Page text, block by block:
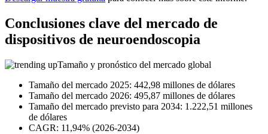
Conclusiones clave del mercado de
dispositivos de neuroendoscopia
Tamaño y pronóstico del mercado global
Tamaño del mercado 2025: 442,98 millones de dólares
Tamaño del mercado 2026: 495,87 millones de dólares
Tamaño del mercado previsto para 2034: 1.222,51 millones
de dólares
CAGR: 11,94% (2026-2034)